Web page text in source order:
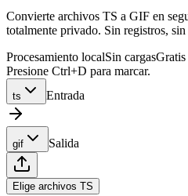
Convierte archivos TS a GIF en
totalmente privado. Sin registros,
Procesamiento localSin cargasGratis
Presione Ctrl+D para marcar.
ts Entrada
gif Salida
Elige archivos TS